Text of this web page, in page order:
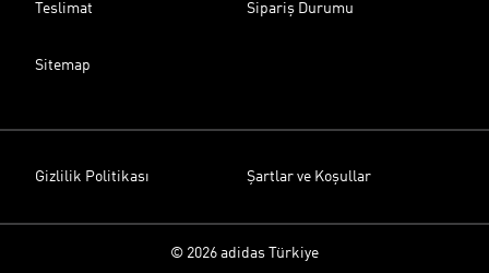
Teslimat Sipariş Durumu
Sitemap
Gizlilik Politikası Şartlar ve Koşullar
© 2026 adidas Türkiye